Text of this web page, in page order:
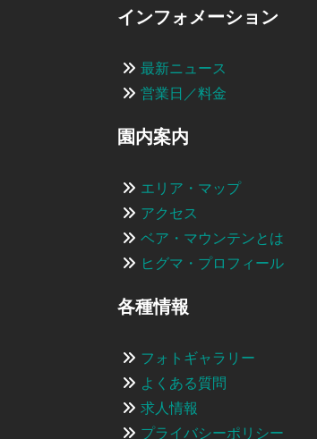
インフォメーション
最新ニュース
営業日／料金
園内案内
エリア・マップ
アクセス
ベア・マウンテンとは
ヒグマ・プロフィール
各種情報
フォトギャラリー
よくある質問
求人情報
プライバシーポリシー